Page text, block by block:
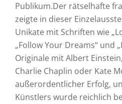
Publikum.Der rätselhafte
zeigte in dieser
Unikate mit Schriften wie
„Follow Your Dreams“ und
Originale mit Albert
Charlie Chaplin oder Kate
außerordentlicher Erfolg,
Künstlers wurde reichlich